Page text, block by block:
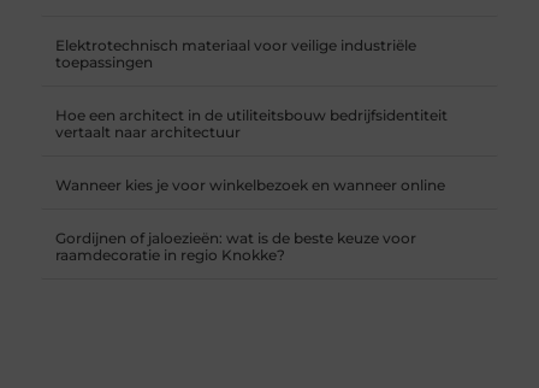
Elektrotechnisch materiaal voor veilige industriële
toepassingen
Hoe een architect in de utiliteitsbouw bedrijfsidentiteit
vertaalt naar architectuur
Wanneer kies je voor winkelbezoek en wanneer online
Gordijnen of jaloezieën: wat is de beste keuze voor
raamdecoratie in regio Knokke?